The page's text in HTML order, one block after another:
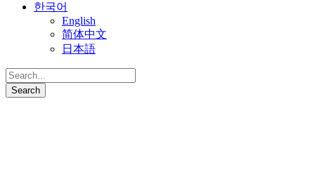
한국어
English
简体中文
日本語